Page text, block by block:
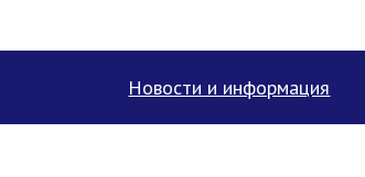
Новости и информация